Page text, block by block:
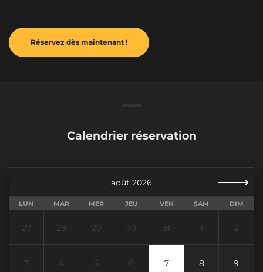
Réservez dès maintenant !
Calendrier réservation
août 2026
LUN MAR MER JEU VEN SAM DIM
27 28 29 30 31 1 2
3 4 5 6 7 8 9